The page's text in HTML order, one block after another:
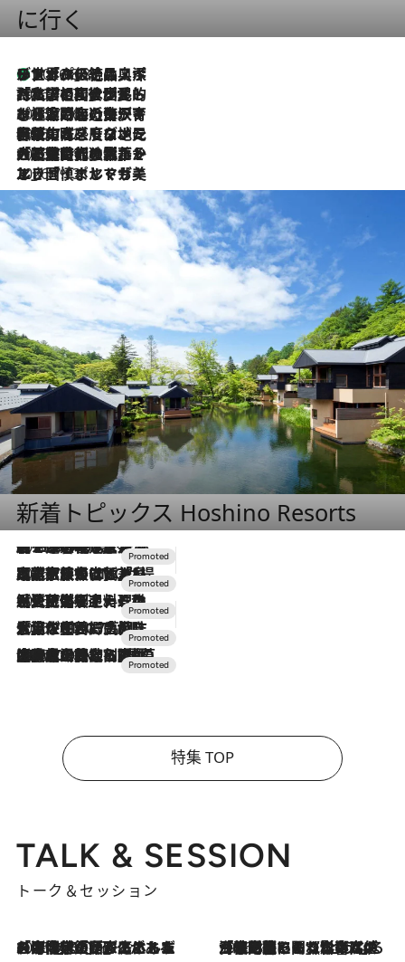
に行く
2026.8.8
リスボンの絶品スイーツ「パステル・デ・ナタ」とは？ポルトガル伝統の奥深い世界へ
2026.7.27
「私の祖国はポルトガル語です」国民的詩人フェルナンド・ペソアと、彼が愛した文学の街を歩く
2026.7.26
ポルトガル近海が育む極上の海の幸。キリリと冷えた白ワインと愉しむ、シーフード専門店の贅沢
2026.7.22
伝統の味をモダンに昇華。高感度な地元客が集う、リスボンの最旬ガストロノミー
2026.7.21
大航海時代の栄華から、震災、独裁、そして革命へ。ポルトガル・首都リスボンの石畳に刻まれた「歴史の光と影」
2026.7.13
エッセイ・ヤマザキマリ「慎ましくも美しき国 ポルトガル」
新着トピックス Hoshino Resorts
2026.8.7
【トンボの足水浴】ヒノキの香りに包まれて涼感マックス！約13℃の湧水かけ流しを避暑地「星野温泉 トンボの湯」で体験
2026.7.31
【ホテル帰省】という選択肢をOMOが提案。家族とほどよい距離を保つには「昼は実家、夜は気兼ねなくホテルで！」
2026.7.24
【夏限定ディナーコース】旬を迎える稚鮎や花ズッキーニなどをイタリア・トスカーナの郷土料理の手法で満喫！
2026.7.17
「土佐和ハーブかき氷」がOMO7高知に登場！生姜、山椒、大葉など目にも舌にも涼を呼ぶ郷土の味
2026.7.10
NEW OPEN！【界 草津】名湯の地に誕生。趣の異なる2種の温泉と上州ならではの会席・蕎麦割烹など美食を味わう究極の癒やし旅
特集 TOP
TALK & SESSION
トーク＆セッション
2026.8.3
「今後値上げがあるとすれば…」「リスクがあるのは今年の冬」エネルギー専門家が語る、ホルムズ海峡封鎖が家庭にもたらす“ある心配” 2026.8.3
「住宅建てられない…」「サーチャージ料の高値が続いている」ホルムズ海峡封鎖による影響はいつまで続く？《エネルギー専門家に聞く“どうなる日本の暮らし”》